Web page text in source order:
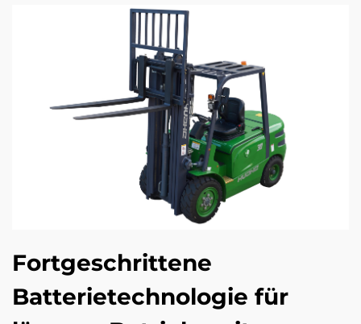
Fortgeschrittene
Batterietechnologie für